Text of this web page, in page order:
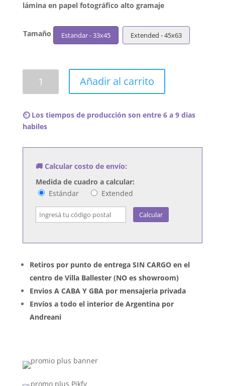
lámina en papel fotográfico alto gramaje
Tamaño Estandar - 33x45 Extended - 45x63
Ramones
cantidad
Añadir al carrito
⏲️ Los tiempos de producción son entre 6 a 9 dias
habiles
🚚 Calcular costo de envío:
Medida de cuadro a calcular:
Estándar
Extended
Calcular
Retiros por punto de entrega SIN CARGO en el
centro de Villa Ballester (NO es showroom)
Envios A CABA Y GBA por mensajeria privada
Envíos a todo el interior de Argentina por
Andreani